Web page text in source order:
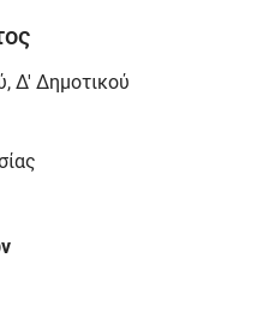
, Δ' Δημοτικού